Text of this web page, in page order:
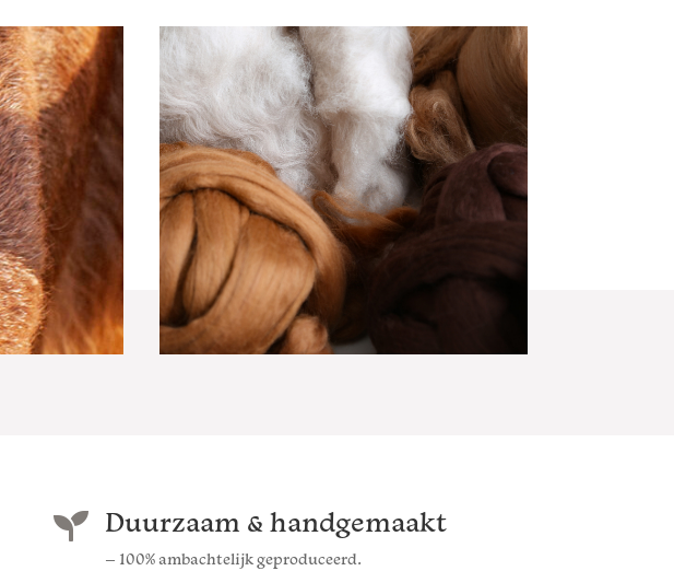
 Duurzaam & handgemaakt
– 100% ambachtelijk geproduceerd.